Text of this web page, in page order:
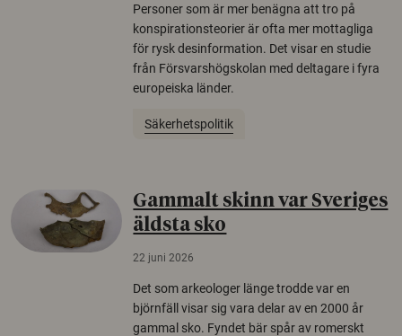
Personer som är mer benägna att tro på
konspirationsteorier är ofta mer mottagliga
för rysk desinformation. Det visar en studie
från Försvarshögskolan med deltagare i fyra
europeiska länder.
Säkerhetspolitik
Gammalt skinn var Sveriges
äldsta sko
22 juni 2026
Det som arkeologer länge trodde var en
björnfäll visar sig vara delar av en 2000 år
gammal sko. Fyndet bär spår av romerskt